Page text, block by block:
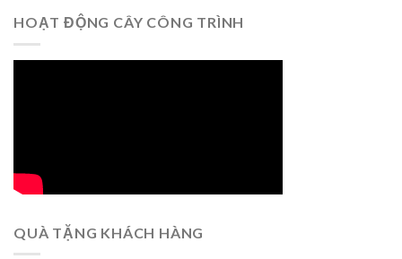
HOẠT ĐỘNG CÂY CÔNG TRÌNH
QUÀ TẶNG KHÁCH HÀNG